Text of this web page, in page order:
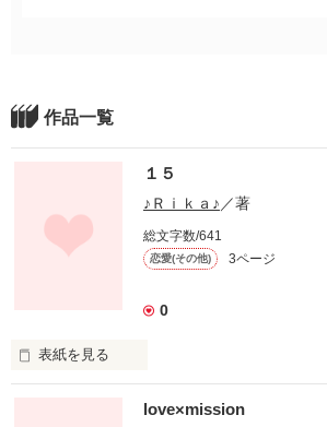
作品一覧
１５
♪Ｒｉｋａ♪ ／著
総文字数/641
恋愛(その他) 3ページ
0
表紙を見る
泣いたり笑ったり…そんな青春真っ盛りの
love×mission